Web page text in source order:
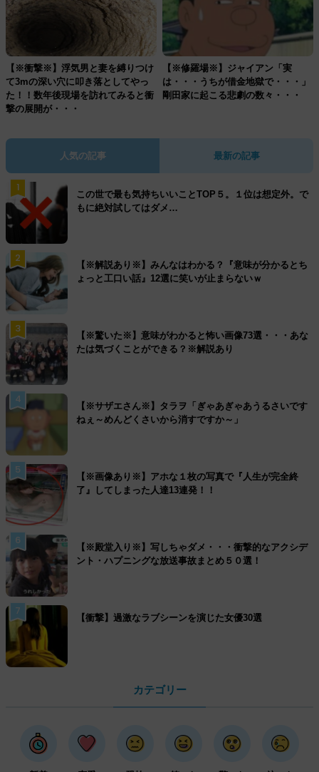
【※衝撃※】浮気男と妻を縛りつけ
て3mの深い穴に叩き落としてやっ
た！！数年後現場を訪れてみると衝
撃の展開が・・・
【※修羅場※】ジャイアン「実
は・・・うちが借金地獄で・・・」
剛田家に起こる悲劇の数々・・・
人気の記事 最新の記事
1
この世で最も気持ちいいことTOP５。１位は想定外。で
もに絶対試してはダメ…
2
【※解説あり※】みんなはわかる？『意味が分かるとち
ょっと工口い話』12選に笑いが止まらないｗ
3
【※驚いた※】意味がわかると怖い画像73選・・・あな
たは気づくことができる？※解説あり
4
【※サザエさん※】タラヲ「ぎゃあぎゃあうるさいです
ねぇ～めんどくさいから消すですか～」
5
【※画像あり※】アホな１枚の写真で『人生が完全終
了』してしまった人達13連発！！
6
【※殿堂入り※】写しちゃダメ・・・衝撃的なアクシデ
ント・ハプニングな放送事故まとめ５０選！
7
【衝撃】過激なラブシーンを演じた女優30選
カテゴリー